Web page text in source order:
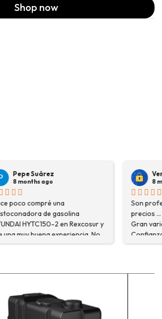
Shop now
Veronica Hidalgo
8 months ago
Son profesionales , serios y buenos
precios ... Voy a repetir seguro ...
Gran variedad de depósitos ...
Confianza y buen servicio.